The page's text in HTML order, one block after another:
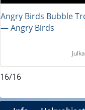
Angry Birds Bubble
― Angry Birds
16/16